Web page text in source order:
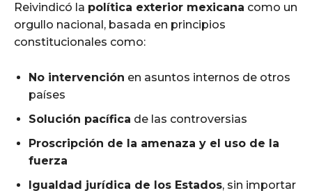
Reivindicó la política exterior mexicana como un
orgullo nacional, basada en principios
constitucionales como:
No intervención en asuntos internos de otros
países
Solución pacífica de las controversias
Proscripción de la amenaza y el uso de la
fuerza
Igualdad jurídica de los Estados, sin importar